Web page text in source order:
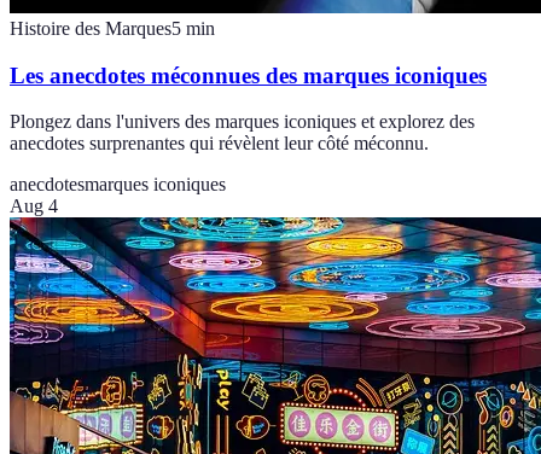
Histoire des Marques5 min
Les anecdotes méconnues des marques iconiques
Plongez dans l'univers des marques iconiques et explorez des
anecdotes surprenantes qui révèlent leur côté méconnu.
anecdotesmarques iconiques
Aug 4